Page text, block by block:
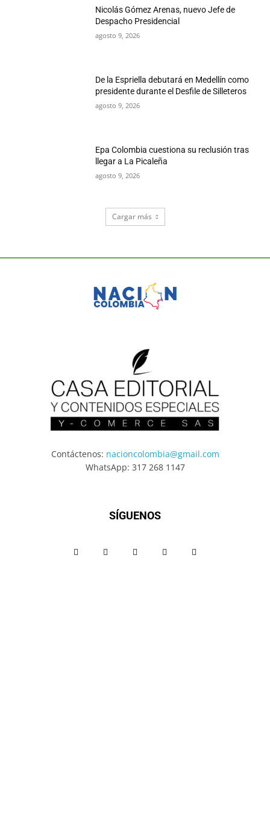
Nicolás Gómez Arenas, nuevo Jefe de
Despacho Presidencial
agosto 9, 2026
De la Espriella debutará en Medellín como
presidente durante el Desfile de Silleteros
agosto 9, 2026
Epa Colombia cuestiona su reclusión tras
llegar a La Picaleña
agosto 9, 2026
Cargar más
Contáctenos: nacioncolombia@gmail.com
WhatsApp: 317 268 1147
SÍGUENOS